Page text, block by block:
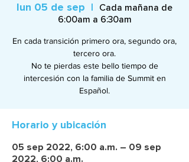
lun 05 de sep
  |
Cada mañana de
6:00am a 6:30am
En cada transición primero ora, segundo ora,
tercero ora.
No te pierdas este bello tiempo de
intercesión con la familia de Summit en
Español.
Horario y ubicación
05 sep 2022, 6:00 a.m. – 09 sep
2022, 6:00 a.m.